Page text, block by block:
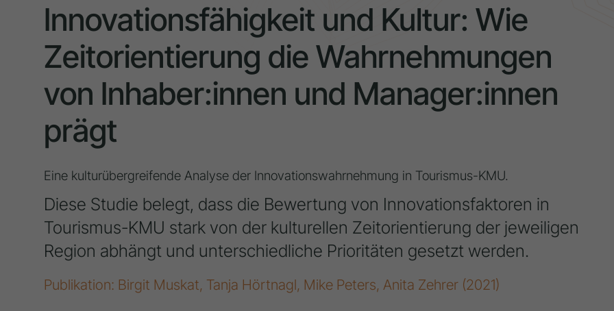
Innovationsfähigkeit und Kultur: Wie
Zeitorientierung die Wahrnehmungen
von Inhaber:innen und Manager:innen
prägt
Eine kulturübergreifende Analyse der Innovationswahrnehmung in Tourismus-KMU.
Diese Studie belegt, dass die Bewertung von Innovationsfaktoren in
Tourismus-KMU stark von der kulturellen Zeitorientierung der jeweiligen
Region abhängt und unterschiedliche Prioritäten gesetzt werden.
Publikation: Birgit Muskat, Tanja Hörtnagl, Mike Peters, Anita Zehrer (2021)